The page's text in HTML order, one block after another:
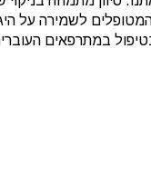
לשמירה על
במתרפאים